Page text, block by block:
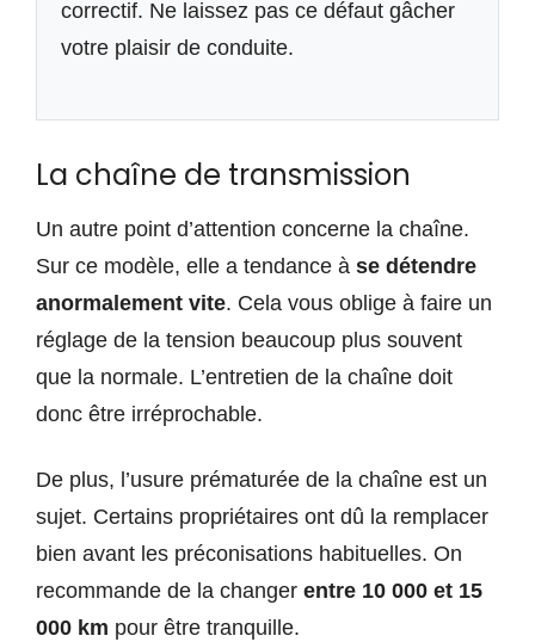
correctif. Ne laissez pas ce défaut gâcher
votre plaisir de conduite.
La chaîne de transmission
Un autre point d’attention concerne la chaîne.
Sur ce modèle, elle a tendance à se détendre
anormalement vite. Cela vous oblige à faire un
réglage de la tension beaucoup plus souvent
que la normale. L’entretien de la chaîne doit
donc être irréprochable.
De plus, l’usure prématurée de la chaîne est un
sujet. Certains propriétaires ont dû la remplacer
bien avant les préconisations habituelles. On
recommande de la changer entre 10 000 et 15
000 km pour être tranquille.